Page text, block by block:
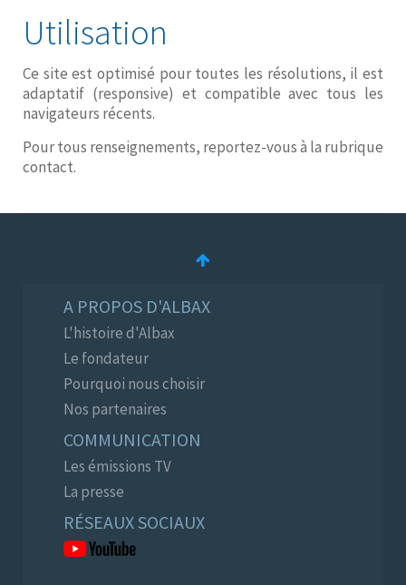
Utilisation
Ce site est optimisé pour toutes les résolutions, il est
adaptatif (responsive) et compatible avec tous les
navigateurs récents.
Pour tous renseignements, reportez-vous à la rubrique
contact.
A PROPOS D'ALBAX
L'histoire d'Albax
Le fondateur
Pourquoi nous choisir
Nos partenaires
COMMUNICATION
Les émissions TV
La presse
RÉSEAUX SOCIAUX